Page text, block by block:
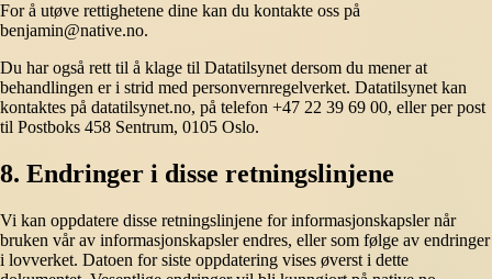
For å utøve rettighetene dine kan du kontakte oss på
benjamin@native.no.
Du har også rett til å klage til Datatilsynet dersom du mener at
behandlingen er i strid med personvernregelverket. Datatilsynet kan
kontaktes på datatilsynet.no, på telefon +47 22 39 69 00, eller per post
til Postboks 458 Sentrum, 0105 Oslo.
8. Endringer i disse retningslinjene
Vi kan oppdatere disse retningslinjene for informasjonskapsler når
bruken vår av informasjonskapsler endres, eller som følge av endringer
i lovverket. Datoen for siste oppdatering vises øverst i dette